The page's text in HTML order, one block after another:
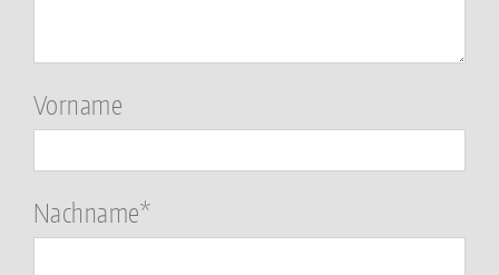
Vorname
Nachname*